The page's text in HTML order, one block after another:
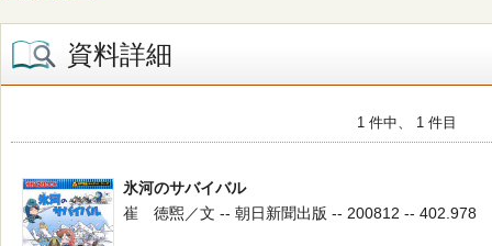
資料詳細
1 件中、 1 件目
氷河のサバイバル
崔 徳煕／文 -- 朝日新聞出版 -- 200812 -- 402.978